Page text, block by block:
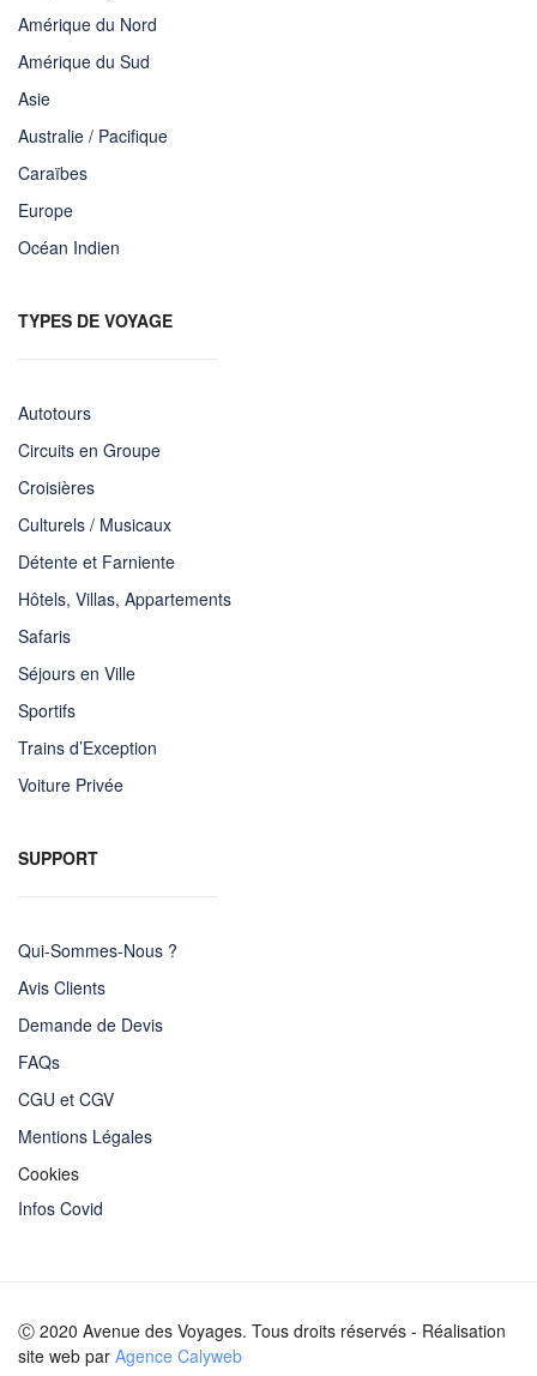
Amérique du Nord
Amérique du Sud
Asie
Australie / Pacifique
Caraïbes
Europe
Océan Indien
TYPES DE VOYAGE
Autotours
Circuits en Groupe
Croisières
Culturels / Musicaux
Détente et Farniente
Hôtels, Villas, Appartements
Safaris
Séjours en Ville
Sportifs
Trains d’Exception
Voiture Privée
SUPPORT
Qui-Sommes-Nous ?
Avis Clients
Demande de Devis
FAQs
CGU et CGV
Mentions Légales
Cookies
Infos Covid
Ⓒ 2020 Avenue des Voyages. Tous droits réservés - Réalisation
site web par Agence Calyweb